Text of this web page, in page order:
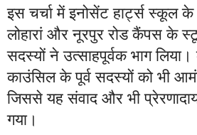
इस चर्चा में इनोसेंट हार्ट्स स्कूल
लोहारां और नूरपुर रोड कैंपस के
सदस्यों ने उत्साहपूर्वक भाग
काउंसिल के पूर्व सदस्यों को भी
जिससे यह संवाद और भी
गया।